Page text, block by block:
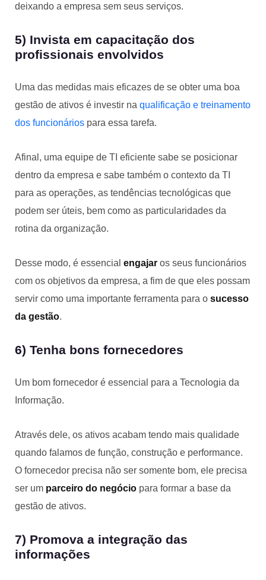
deixando a empresa sem seus serviços.
5) Invista em capacitação dos
profissionais envolvidos
Uma das medidas mais eficazes de se obter uma boa
gestão de ativos é investir na qualificação e treinamento
dos funcionários para essa tarefa.
Afinal, uma equipe de TI eficiente sabe se posicionar
dentro da empresa e sabe também o contexto da TI
para as operações, as tendências tecnológicas que
podem ser úteis, bem como as particularidades da
rotina da organização.
Desse modo, é essencial engajar os seus funcionários
com os objetivos da empresa, a fim de que eles possam
servir como uma importante ferramenta para o sucesso
da gestão.
6) Tenha bons fornecedores
Um bom fornecedor é essencial para a Tecnologia da
Informação.
Através dele, os ativos acabam tendo mais qualidade
quando falamos de função, construção e performance.
O fornecedor precisa não ser somente bom, ele precisa
ser um parceiro do negócio para formar a base da
gestão de ativos.
7) Promova a integração das
informações